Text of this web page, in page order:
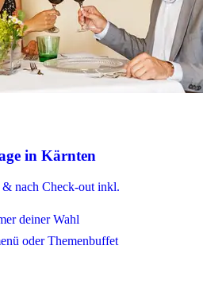
in Kärnten
nach Check-out inkl.
deiner Wahl
oder Themenbuffet